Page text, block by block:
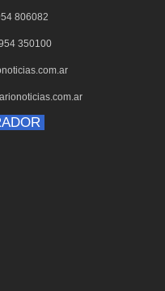
806082
350100